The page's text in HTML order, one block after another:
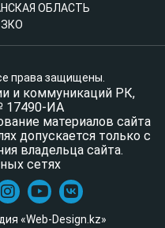
ОБЛАСТЬ
права защищены.
и коммуникаций РК,
17490-ИА
материалов сайта
допускается только с
владельца сайта.
сетях
«Web-Design.kz»